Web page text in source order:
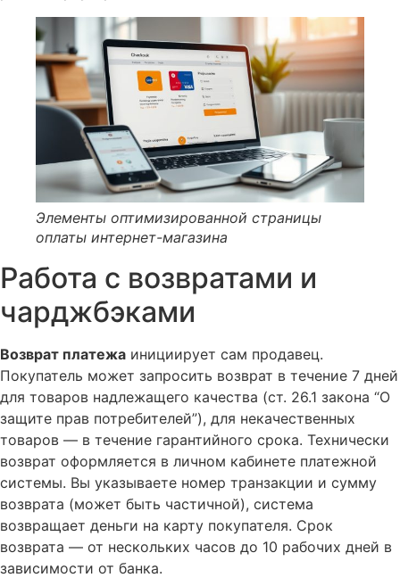
Элементы оптимизированной страницы
оплаты интернет-магазина
Работа с возвратами и
чарджбэками
Возврат платежа инициирует сам продавец.
Покупатель может запросить возврат в течение 7 дней
для товаров надлежащего качества (ст. 26.1 закона “О
защите прав потребителей”), для некачественных
товаров — в течение гарантийного срока. Технически
возврат оформляется в личном кабинете платежной
системы. Вы указываете номер транзакции и сумму
возврата (может быть частичной), система
возвращает деньги на карту покупателя. Срок
возврата — от нескольких часов до 10 рабочих дней в
зависимости от банка.